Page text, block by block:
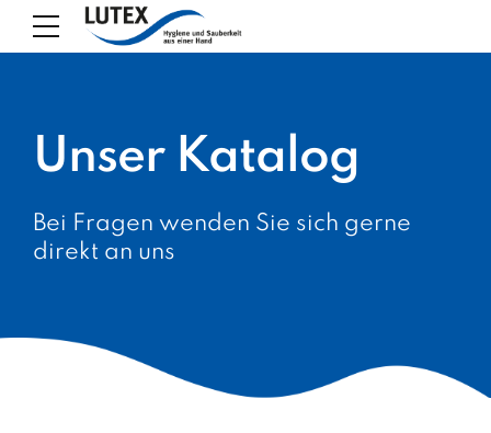
Unser Katalog
Bei Fragen wenden Sie sich gerne
direkt an uns